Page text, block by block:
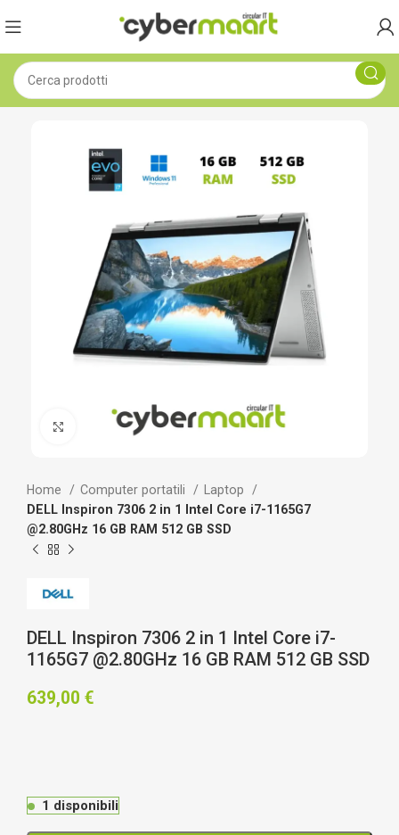
Clicca per ingrandire
Home Computer portatili
Laptop
DELL Inspiron 7306 2 in 1 Intel Core i7-1165G7
@2.80GHz 16 GB RAM 512 GB SSD
DELL Inspiron 7306 2 in 1 Intel Core i7-
1165G7 @2.80GHz 16 GB RAM 512 GB SSD
639,00 €
1 disponibili